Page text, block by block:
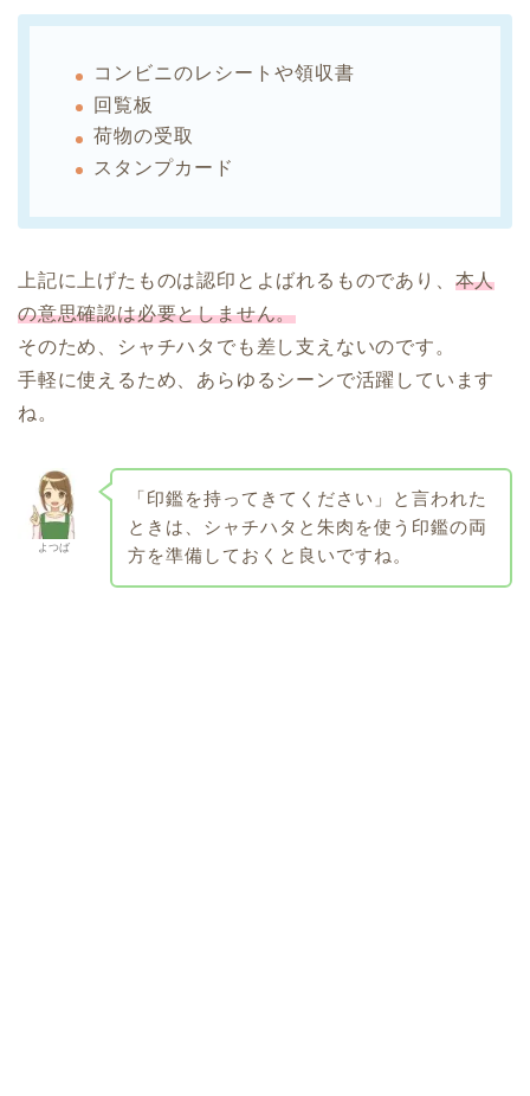
コンビニのレシートや領収書
回覧板
荷物の受取
スタンプカード
上記に上げたものは認印とよばれるものであり、 本人
の意思確認は必要としません。
そのため、シャチハタでも差し支えないのです。
手軽に使えるため、あらゆるシーンで活躍しています
ね。
よつば
「印鑑を持ってきてください」と言われた
ときは、シャチハタと朱肉を使う印鑑の両
方を準備しておくと良いですね。